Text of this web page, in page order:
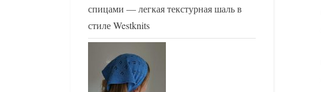
спицами — легкая текстурная шаль в
стиле Westknits